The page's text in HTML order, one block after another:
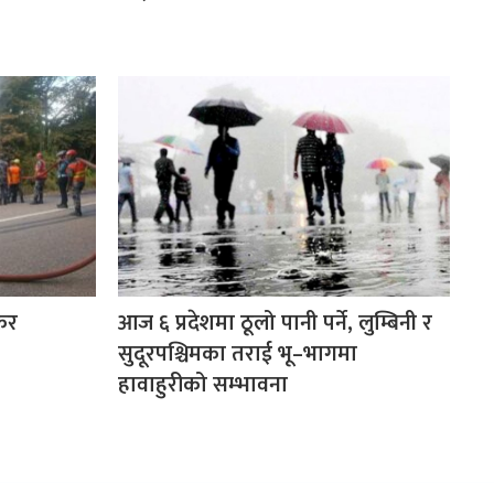
आज ६ प्रदेशमा ठूलो पानी पर्ने, लुम्बिनी र
सुदूरपश्चिमका तराई भू–भागमा
हावाहुरीको सम्भावना